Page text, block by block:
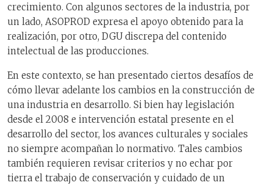
crecimiento. Con algunos sectores de la industria, por
un lado, ASOPROD expresa el apoyo obtenido para la
realización, por otro, DGU discrepa del contenido
intelectual de las producciones.
En este contexto, se han presentado ciertos desafíos de
cómo llevar adelante los cambios en la construcción de
una industria en desarrollo. Si bien hay legislación
desde el 2008 e intervención estatal presente en el
desarrollo del sector, los avances culturales y sociales
no siempre acompañan lo normativo. Tales cambios
también requieren revisar criterios y no echar por
tierra el trabajo de conservación y cuidado de un